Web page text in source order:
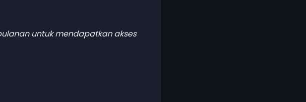
untuk mendapatkan akses